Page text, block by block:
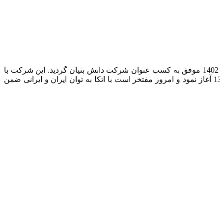
گروه تولیدی صنعتی یاراپویش ایرانیان(ترمه چمن)، در سال 1401از سوی وزارت صمت به عنوان واحد نمونه صنعتی برگزیده شد و در سال 1402 موفق به کسب عنوان شرکت دانش بنیان گردید. این شرکت با
اخذ تائیدیه های بین المللیو داخلی با تولید محصولات متنوع برای کاربر های مختلف در سطح آماتور و حرفه ای، فعالیت خود را در سال 1387 آغاز نمود و امروز مفتخر است با اتکا به توان ایران و ایرانی ضمن